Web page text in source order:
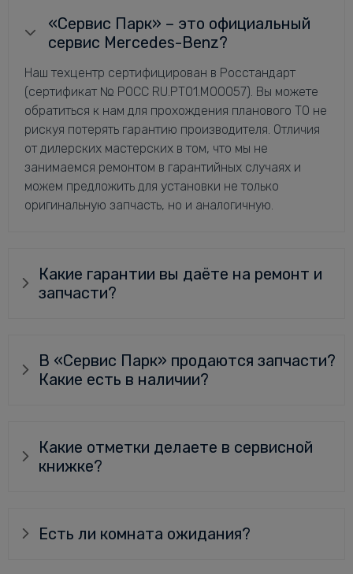
«Сервис Парк» – это официальный
сервис Mercedes-Benz?
Наш техцентр сертифицирован в Росстандарт
(сертификат № РОСС RU.РТ01.М00057). Вы можете
обратиться к нам для прохождения планового ТО не
рискуя потерять гарантию производителя. Отличия
от дилерских мастерских в том, что мы не
занимаемся ремонтом в гарантийных случаях и
можем предложить для установки не только
оригинальную запчасть, но и аналогичную.
Какие гарантии вы даёте на ремонт и
запчасти?
В «Сервис Парк» продаются запчасти?
Какие есть в наличии?
Какие отметки делаете в сервисной
книжке?
Есть ли комната ожидания?